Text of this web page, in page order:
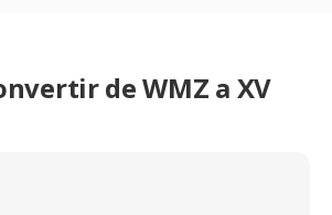
de WMZ a XV